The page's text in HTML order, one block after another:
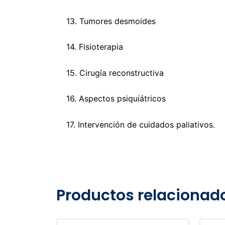
13. Tumores desmoides
14. Fisioterapia
15. Cirugía reconstructiva
16. Aspectos psiquiátricos
17. Intervención de cuidados paliativos.
Productos